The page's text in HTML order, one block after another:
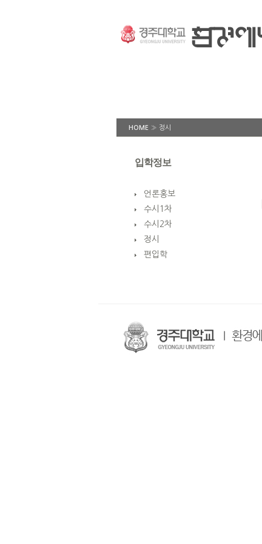
HOME » 정시
입학정보
언론홍보
수시1차
수시2차
정시
편입학